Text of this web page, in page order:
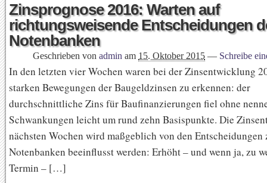
Zinsprognose 2016: Warten auf
richtungsweisende Entscheidungen
Notenbanken
Geschrieben von admin am 15. Oktober 2015 — Schreibe
In den letzten vier Wochen waren bei der Zinsentwicklung
starken Bewegungen der Baugeldzinsen zu erkennen: der
durchschnittliche Zins für Baufinanzierungen fiel ohne
Schwankungen leicht um rund zehn Basispunkte. Die
nächsten Wochen wird maßgeblich von den Entscheidungen
Notenbanken beeinflusst werden: Erhöht – und wenn ja, zu
Termin – […]